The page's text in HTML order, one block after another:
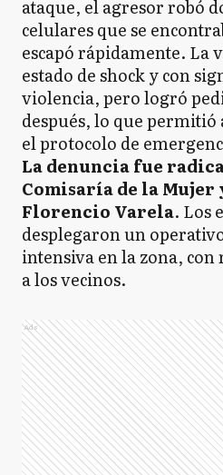
ataque, el agresor robó
celulares que se
escapó rápidamente. La
estado de shock y con
violencia, pero logró
después, lo que
el protocolo de
La denuncia fue
Comisaría de la Mujer
Florencio Varela. Los
desplegaron un
intensiva en la zona,
a los vecinos.
Ads